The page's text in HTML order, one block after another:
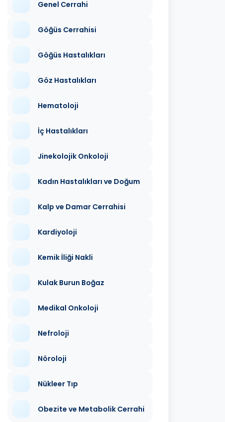
Genel Cerrahi
Göğüs Cerrahisi
Göğüs Hastalıkları
Göz Hastalıkları
Hematoloji
İç Hastalıkları
Jinekolojik Onkoloji
Kadın Hastalıkları ve Doğum
Kalp ve Damar Cerrahisi
Kardiyoloji
Kemik İliği Nakli
Kulak Burun Boğaz
Medikal Onkoloji
Nefroloji
Nöroloji
Nükleer Tıp
Obezite ve Metabolik Cerrahi